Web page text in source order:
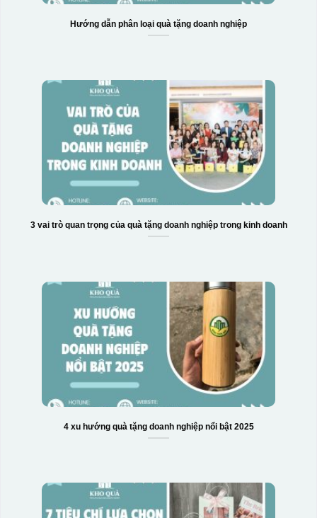
Hộp xi 6 bát cơm
Hướng dẫn phân loại quà tặng doanh nghiệp
3 vai trò quan trọng của quà tặng doanh nghiệp trong kinh doanh
4 xu hướng quà tặng doanh nghiệp nổi bật 2025